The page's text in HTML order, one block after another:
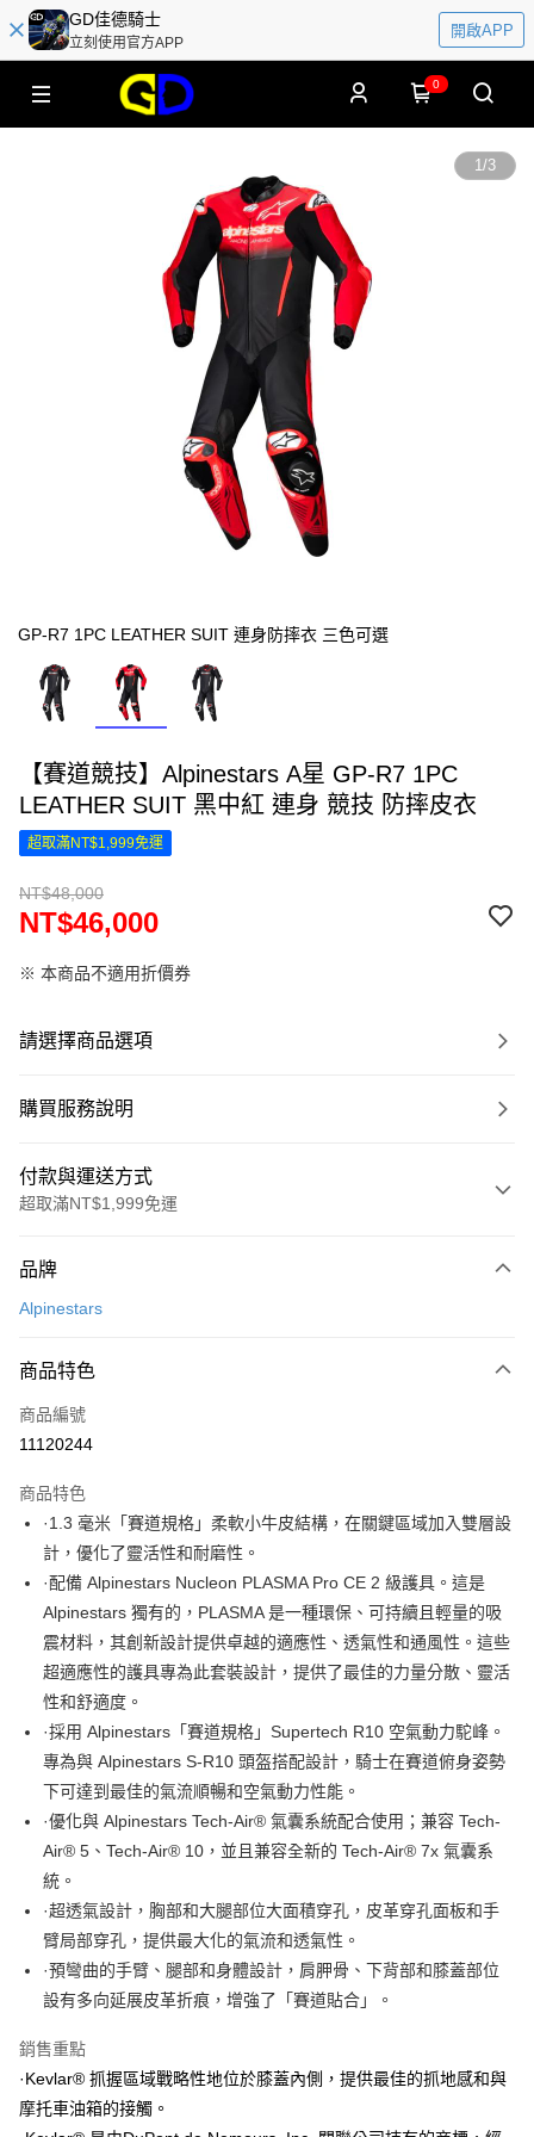
GD佳德騎士
立刻使用官方APP
開啟APP
0
1/3
GP-R7 1PC LEATHER SUIT 連身防摔衣 三色可選
【賽道競技】Alpinestars A星 GP-R7 1PC
LEATHER SUIT 黑中紅 連身 競技 防摔皮衣
超取滿NT$1,999免運
NT$48,000
NT$46,000
※ 本商品不適用折價券
請選擇商品選項
購買服務說明
付款與運送方式
超取滿NT$1,999免運
信用卡一次付款
3 期 0 利率 每期
合作金庫商業銀行
上海商業儲蓄銀行
臺灣中小企業銀行
匯豐（台灣）商業銀行
華泰商業銀行
聯邦商業銀行
元大商業銀行
永豐商業銀行
玉山商業銀行
星展（台灣）商業銀行
台灣樂天信用卡公司
LINE Pay
Apple Pay
街口支付
悠遊付
Google Pay
全盈+PAY
大哥付你分期
相關說明
【大哥付你分期使用說明】
1.本服務由台灣大哥大提供，台灣大哥大用戶可立即使用無須另外申請。
2.付款方式選擇「大哥付你分期」，訂單成立後會自動跳轉到大哥付的交易
流程，驗證手機門號後，選擇欲分期的期數、繳款截止日，確認付款後即完
成交易。
3.實際核准額度、可分期數及費用金額請依後續交易確認頁面所載為準。
4.訂單成立30分鐘內，如未前往確認交易或遇審核未通過，訂單將自動取
消。如遇「轉專審核」未通過狀況，表示未達大哥付你分期系統評分，恕無
法說明評估內容。
1.分期款項不併入電信帳單，「大哥付你分期」於每月結算日後寄送繳費提
醒簡訊。
2.透過簡訊連結打開帳單後，可選擇「超商條碼／台灣大直營門市／銀行轉
帳／街口支付／iPASS MONEY」等通路繳費。
【注意事項】
1.本服務係由「台灣大哥大股份有限公司」（以下簡稱本公司）所提供，讓
用戶於交易時，得透過本服務購買商品或服務，並由商店將買賣／分期付款
買賣價金債權讓與本公司後，依約使用本公司帳單繳交帳款。
AFTEE先享後付
相關說明
AFTEE先享後付是「在收到商品之後才付款」的支付方式。 讓您購物簡單
便利好安心！
１．簡單：不需註冊會員、不需綁卡、不需儲值。
２．便利：只要手機號碼，簡訊認證，即可結帳。
３．安心：先確認商品／服務後，再付款。
１．於結帳方式選擇「AFTEE先享後付」後，將跳轉至「AFTEE先享後付」
結帳頁面，進行簡訊認證並確認金額後，即可完成結帳。
３．收到繳費通知簡訊後14天內，點擊此簡訊中的連結，可透過四大超商／
※ 請注意：結帳手續完成當下不需立刻繳費，但若您需要取消訂單，請聯絡
購買商品的店家。未經商家同意取消之訂單仍視為有效，需透過AFTEE先享
後付繳納相關費用。
ATM付款
運送方式
付款後全家取貨
每筆NT$80，滿NT$1,999(含以上)免運費
付款後7-11取貨
宅配
每筆NT$80，滿NT$1,999(含以上)免運費
品牌
Alpinestars
商品特色
商品編號
11120244
商品特色
·1.3 毫米「賽道規格」柔軟小牛皮結構，在關鍵區域加入雙層設
計，優化了靈活性和耐磨性。
·配備 Alpinestars Nucleon PLASMA Pro CE 2 級護具。這是
Alpinestars 獨有的，PLASMA 是一種環保、可持續且輕量的吸
震材料，其創新設計提供卓越的適應性、透氣性和通風性。這些
超適應性的護具專為此套裝設計，提供了最佳的力量分散、靈活
性和舒適度。
·採用 Alpinestars「賽道規格」Supertech R10 空氣動力駝峰。
專為與 Alpinestars S-R10 頭盔搭配設計，騎士在賽道俯身姿勢
下可達到最佳的氣流順暢和空氣動力性能。
·優化與 Alpinestars Tech-Air® 氣囊系統配合使用；兼容 Tech-
Air® 5、Tech-Air® 10，並且兼容全新的 Tech-Air® 7x 氣囊系
統。
·超透氣設計，胸部和大腿部位大面積穿孔，皮革穿孔面板和手
臂局部穿孔，提供最大化的氣流和透氣性。
·預彎曲的手臂、腿部和身體設計，肩胛骨、下背部和膝蓋部位
設有多向延展皮革折痕，增強了「賽道貼合」。
銷售重點
·Kevlar® 抓握區域戰略性地位於膝蓋內側，提供最佳的抓地感和與
摩托車油箱的接觸。